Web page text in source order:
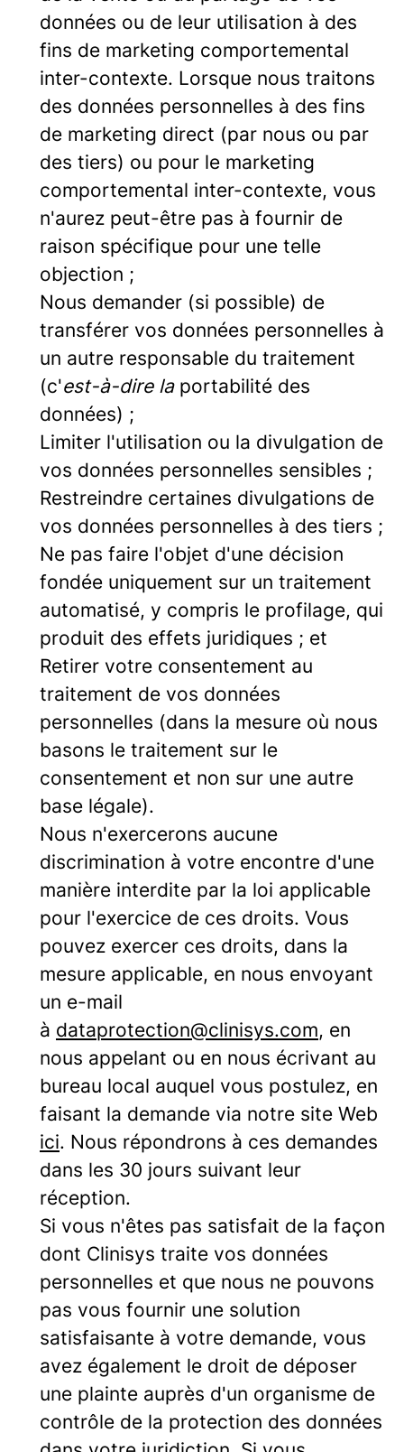
données ou de leur utilisation à des
fins de marketing comportemental
inter-contexte. Lorsque nous traitons
des données personnelles à des fins
de marketing direct (par nous ou par
des tiers) ou pour le marketing
comportemental inter-contexte, vous
n'aurez peut-être pas à fournir de
raison spécifique pour une telle
objection ;
Nous demander (si possible) de
transférer vos données personnelles à
un autre responsable du traitement
(c'est-à-dire la portabilité des
données) ;
Limiter l'utilisation ou la divulgation de
vos données personnelles sensibles ;
Restreindre certaines divulgations de
vos données personnelles à des tiers ;
Ne pas faire l'objet d'une décision
fondée uniquement sur un traitement
automatisé, y compris le profilage, qui
produit des effets juridiques ; et
Retirer votre consentement au
traitement de vos données
personnelles (dans la mesure où nous
basons le traitement sur le
consentement et non sur une autre
base légale).
Nous n'exercerons aucune
discrimination à votre encontre d'une
manière interdite par la loi applicable
pour l'exercice de ces droits. Vous
pouvez exercer ces droits, dans la
mesure applicable, en nous envoyant
un e-mail
à dataprotection@clinisys.com, en
nous appelant ou en nous écrivant au
bureau local auquel vous postulez, en
faisant la demande via notre site Web
ici. Nous répondrons à ces demandes
dans les 30 jours suivant leur
réception.
Si vous n'êtes pas satisfait de la façon
dont Clinisys traite vos données
personnelles et que nous ne pouvons
pas vous fournir une solution
satisfaisante à votre demande, vous
avez également le droit de déposer
une plainte auprès d'un organisme de
contrôle de la protection des données